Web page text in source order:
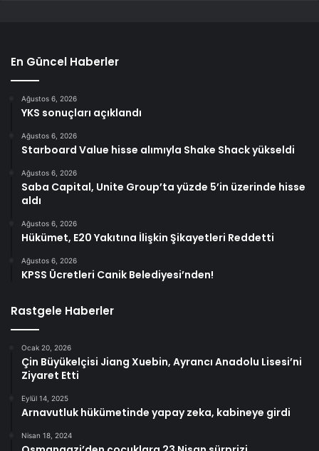
En Güncel Haberler
Ağustos 6, 2026
YKS sonuçları açıklandı
Ağustos 6, 2026
Starboard Value hisse alımıyla Shake Shack yükseldi
Ağustos 6, 2026
Saba Capital, Unite Group’ta yüzde 5’in üzerinde hisse
aldı
Ağustos 6, 2026
Hükümet, E20 Yakıtına İlişkin Şikayetleri Reddetti
Ağustos 6, 2026
KPSS Ücretleri Canik Belediyesi’nden!
Rastgele Haberler
Ocak 20, 2026
Çin Büyükelçisi Jiang Xuebin, Ayrancı Anadolu Lisesi’ni
Ziyaret Etti
Eylül 14, 2025
Arnavutluk hükümetinde yapay zeka, kabineye girdi
Nisan 18, 2024